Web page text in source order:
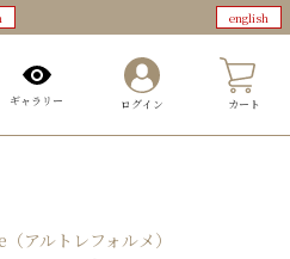
english
ギャラリー ログイン カート
アルトレフォルメ）